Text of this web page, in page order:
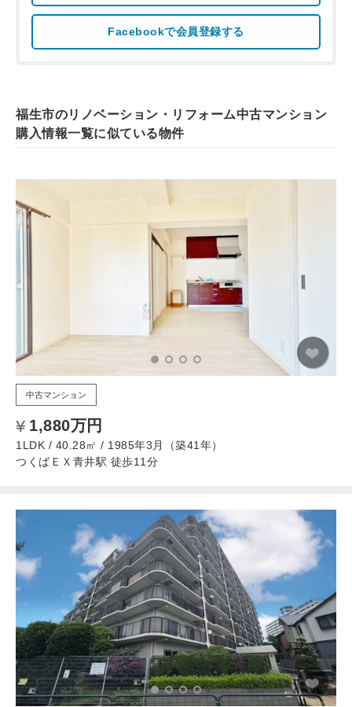
Facebookで会員登録する
福生市のリノベーション・リフォーム中古マンション
購入情報一覧に似ている物件
中古マンション
1,880万円
1LDK / 40.28㎡ / 1985年3月（築41年）
つくばＥＸ青井駅 徒歩11分